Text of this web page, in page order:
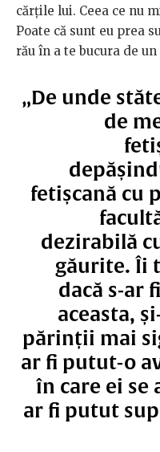
cărțile lui. Ceea ce nu
Poate că sunt eu prea
rău în a te bucura de
„De unde
de
fetișcană cu
dezirabilă
găurite. Îi
dacă s-ar
aceasta,
părinții mai
ar fi putut-o
în care ei se
ar fi putut